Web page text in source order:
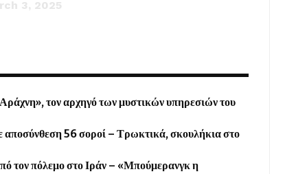
3, 2025
τον αρχηγό των μυστικών υπηρεσιών του
αποσύνθεση 56 σοροί – Τρωκτικά, σκουλήκια στο
τον πόλεμο στο Ιράν – «Μπούμερανγκ η